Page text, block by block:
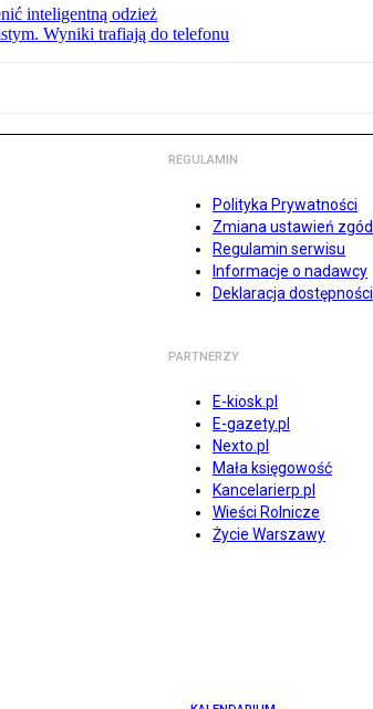
inteligentną odzież
Wyniki trafiają do telefonu
REGULAMIN
Polityka Prywatności
Zmiana ustawień zgód
Regulamin serwisu
Informacje o nadawcy
Deklaracja dostępności
PARTNERZY
E-kiosk.pl
E-gazety.pl
Nexto.pl
Mała księgowość
Kancelarierp.pl
Wieści Rolnicze
Życie Warszawy